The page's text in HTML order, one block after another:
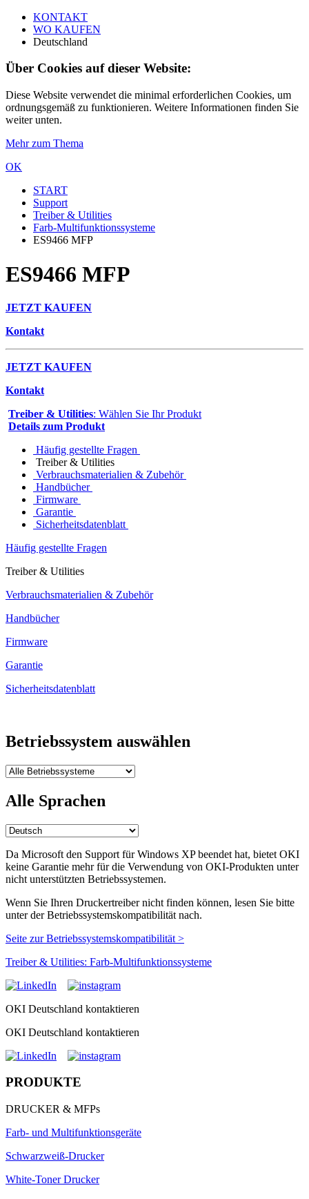
KONTAKT
WO KAUFEN
Deutschland
Über Cookies auf dieser Website:
Diese Website verwendet die minimal erforderlichen Cookies, um
ordnungsgemäß zu funktionieren. Weitere Informationen finden Sie
weiter unten.
Mehr zum Thema
OK
START
Support
Treiber & Utilities
Farb-Multifunktionssysteme
ES9466 MFP
ES9466 MFP
JETZT KAUFEN
Kontakt
JETZT KAUFEN
Kontakt
Treiber & Utilities: Wählen Sie Ihr Produkt
Details zum Produkt
Häufig gestellte Fragen
Treiber & Utilities
Verbrauchsmaterialien & Zubehör
Handbücher
Firmware
Garantie
Sicherheitsdatenblatt
Häufig gestellte Fragen
Treiber & Utilities
Verbrauchsmaterialien & Zubehör
Handbücher
Firmware
Garantie
Sicherheitsdatenblatt
Betriebssystem auswählen
Alle Sprachen
Da Microsoft den Support für Windows XP beendet hat, bietet OKI
keine Garantie mehr für die Verwendung von OKI-Produkten unter
nicht unterstützten Betriebssystemen.
Wenn Sie Ihren Druckertreiber nicht finden können, lesen Sie bitte
unter der Betriebssystemskompatibilität nach.
Seite zur Betriebssystemskompatibilität >
Treiber & Utilities: Farb-Multifunktionssysteme
OKI Deutschland kontaktieren
OKI Deutschland kontaktieren
PRODUKTE
DRUCKER & MFPs
Farb- und Multifunktionsgeräte
Schwarzweiß-Drucker
White-Toner Drucker